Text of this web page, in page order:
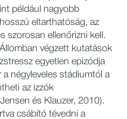
például nagyobb
eltarthatóság, az
szorosan ellenőrizni kell.
végzett kutatások
egyetlen epizódja
négyleveles stádiumtól a
az izzók
és Klauzer, 2010).
csábító tévedni a